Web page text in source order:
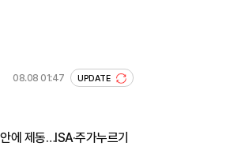
08.08 01:47 UPDATE
에 제동…ISA·주가누르기